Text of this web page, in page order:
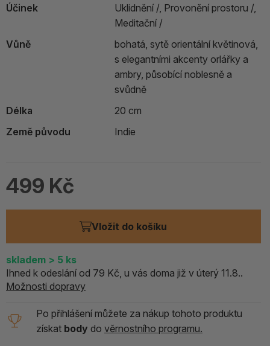
Účinek
Uklidnění /, Provonění prostoru /,
Meditační /
Vůně
bohatá, sytě orientální květinová,
s elegantními akcenty orlářky a
ambry, působící noblesně a
svůdně
Délka
20 cm
Země původu
Indie
499 Kč
Vložit do košíku
skladem > 5 ks
Ihned k odeslání od 79 Kč, u vás doma již v úterý 11.8..
Možnosti dopravy
Po přihlášení můžete za nákup tohoto produktu
získat body do věrnostního programu.